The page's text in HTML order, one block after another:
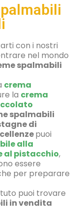
con i nostri
nel mondo
spalmabili
crema
la crema
spalmabili
di
puoi
alla
al pistacchio,
essere
per preparare
puoi trovare
in vendita